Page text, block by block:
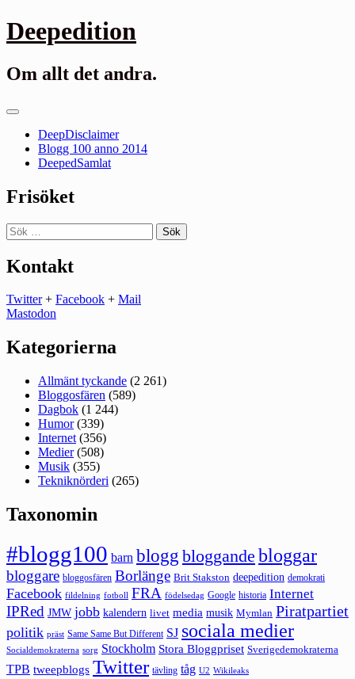
Gå
till
Deepedition
Om allt det andra.
Primär
DeepDisclaimer
Blogg 100 anno 2014
DeepedSamlat
Frisöket
Sök
efter:
Kontakt
Twitter+ Facebook + Mail
Mastodon
Kategorierna
Allmänt tyckande (2 261)
Bloggosfären (589)
Dagbok (1 244)
Humor(339)
Internet (356)
Medier(508)
Musik (355)
Tekniknörderi (265)
Taxonomin
#blogg100 barn blogg bloggande bloggar
bloggare bloggosfären Borlänge Brit Stakston deepedition demokrati
Facebook fildelning fotboll FRA födelsedag Google historia Internet
IPRed JMW jobb kalendern livet media musik Mymlan Piratpartiet
politik präst Same Same But Different SJ sociala medier
Socialdemokraterna sorg Stockholm Stora Bloggpriset Sverigedemokraterna
TPB tweepblogs Twitter tävling tåg U2 Wikileaks